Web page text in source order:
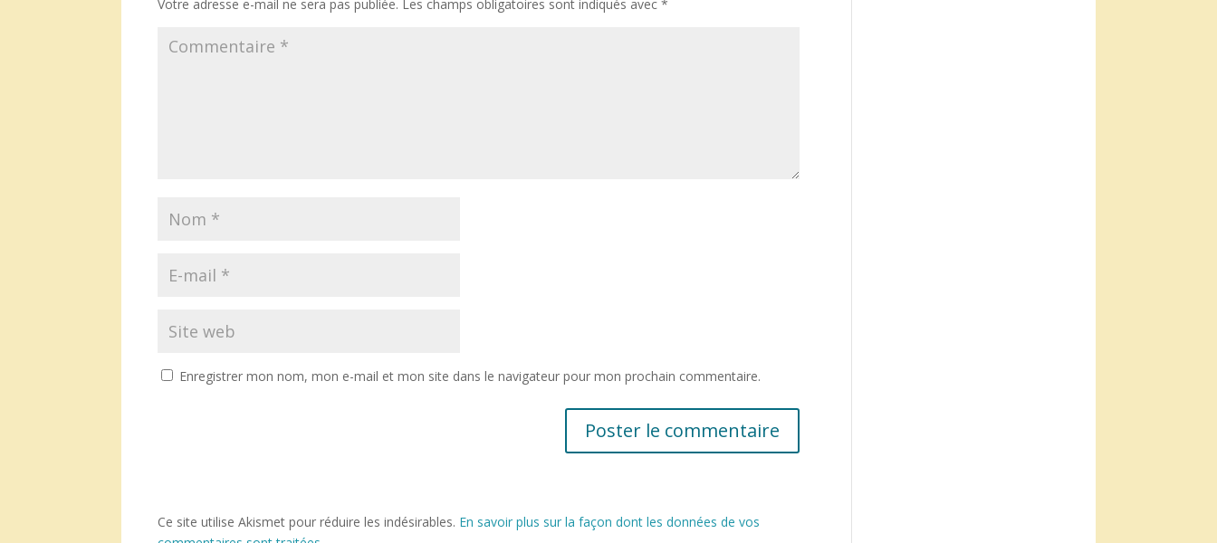
Votre adresse e-mail ne sera pas publiée. Les champs obligatoires sont indiqués avec*
Enregistrer mon nom, mon e-mail et mon site dans le navigateur pour mon prochain commentaire.
Ce site utilise Akismet pour réduire les indésirables. En savoir plus sur la façon dont les données de vos